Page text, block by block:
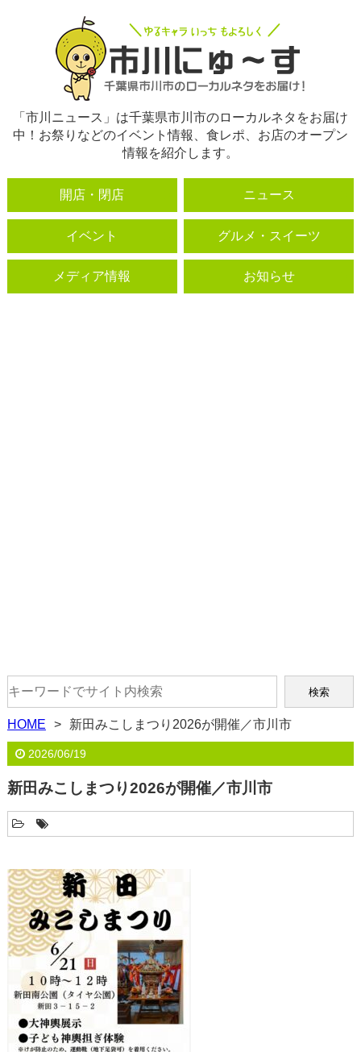
「市川ニュース」は千葉県市川市のローカルネタをお届け
中！お祭りなどのイベント情報、食レポ、お店のオープン
情報を紹介します。
開店・閉店 ニュース
イベント グルメ・スイーツ
メディア情報 お知らせ
HOME 新田みこしまつり2026が開催／市川市
2026/06/19
新田みこしまつり2026が開催／市川市